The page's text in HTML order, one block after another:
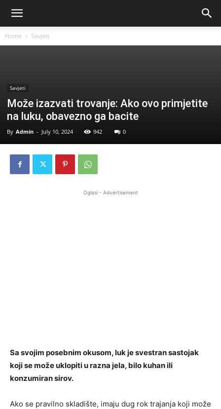
Home Savjeti
Savjeti
Može izazvati trovanje: Ako ovo primjetite
na luku, obavezno ga bacite
By Admin - July 10, 2024 942 0
Oglasi - Advertisement
Sa svojim posebnim okusom, luk je svestran sastojak
koji se može uklopiti u razna jela, bilo kuhan ili
konzumiran sirov.
Ako se pravilno skladište, imaju dug rok trajanja koji može